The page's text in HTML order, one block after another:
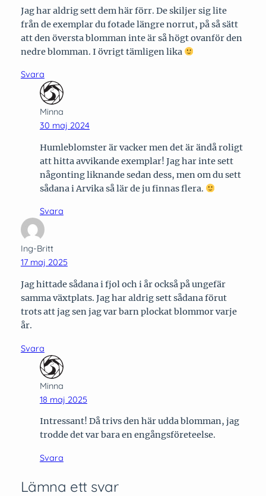
Jag har aldrig sett dem här förr. De skiljer sig lite
från de exemplar du fotade längre norrut, på så sätt
att den översta blomman inte är så högt ovanför den
nedre blomman. I övrigt tämligen lika
Svara
Minna
30 maj 2024
Humleblomster är vacker men det är ändå roligt
att hitta avvikande exemplar! Jag har inte sett
någonting liknande sedan dess, men om du sett
sådana i Arvika så lär de ju finnas flera.
Svara
Ing-Britt
17 maj 2025
Jag hittade sådana i fjol och i år också på ungefär
samma växtplats. Jag har aldrig sett sådana förut
trots att jag sen jag var barn plockat blommor varje
år.
Svara
Minna
18 maj 2025
Intressant! Då trivs den här udda blomman, jag
trodde det var bara en engångsföreteelse.
Svara
Lämna ett svar